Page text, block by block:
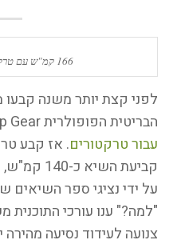
166 קמ"ש עם טרקטור! שיא עולם
לפני קצת יותר משנה קבעו
הבריטית הפופולרית Top Gear
עבור טרקטורים. אז קבע
קביעת
על ידי נציגי ספר
"למה?" ענו עורכי התוכנית
צנועה לעידוד נסיעה